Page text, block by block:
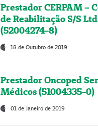
Prestador CERPAM –
de Reabilitação S/S
(52004274-8)
18 de Outubro de 2019
Prestador Oncoped
Médicos (51004335-0)
01 de Janeiro de 2019